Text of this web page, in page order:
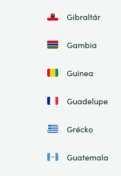
Gibraltár
Gambia
Guinea
Guadelupe
Grécko
Guatemala